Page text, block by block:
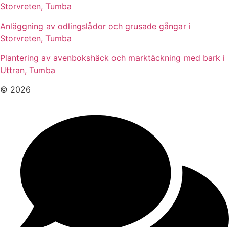
Storvreten, Tumba
Anläggning av odlingslådor och grusade gångar i
Storvreten, Tumba
Plantering av avenbokshäck och marktäckning med bark i
Uttran, Tumba
© 2026